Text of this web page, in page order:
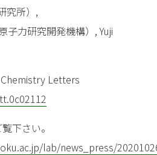
究所）,
子力研究開発機構）, Yuji
Letters
下さい。
lab/news_press/